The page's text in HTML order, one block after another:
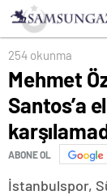
254 okunma
Mehmet
Santos’a
ABONE OL
İstanbulspor,